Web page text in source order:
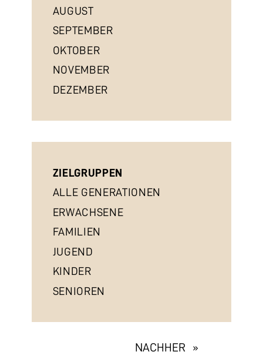
AUGUST
SEPTEMBER
OKTOBER
NOVEMBER
DEZEMBER
ZIELGRUPPEN
ALLE GENERATIONEN
ERWACHSENE
FAMILIEN
JUGEND
KINDER
SENIOREN
NACHHER »